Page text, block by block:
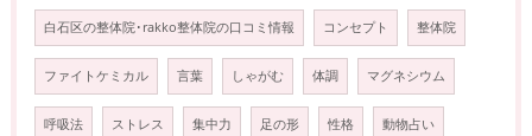
白石区の整体院･rakko整体院の口コミ情報 コンセプト 整体院
ファイトケミカル 言葉 しゃがむ 体調 マグネシウム
呼吸法 ストレス 集中力 足の形 性格 動物占い